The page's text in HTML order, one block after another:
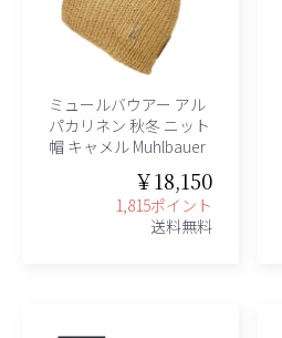
ミュールバウアー アル
パカリネン 秋冬 ニット
帽 キャメル Muhlbauer
￥18,150
1,815ポイント
送料無料